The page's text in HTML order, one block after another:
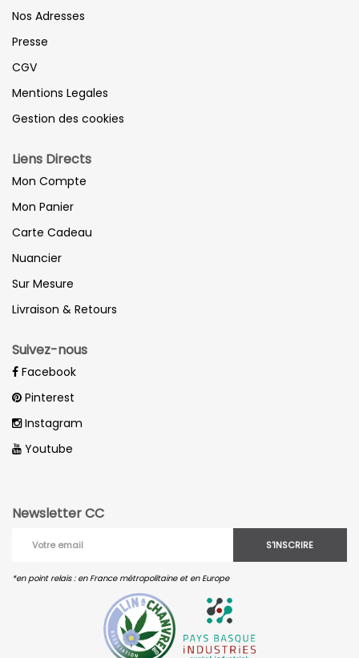
Nos Adresses
Presse
CGV
Mentions Legales
Gestion des cookies
Liens Directs
Mon Compte
Mon Panier
Carte Cadeau
Nuancier
Sur Mesure
Livraison & Retours
Suivez-nous
Facebook
Pinterest
Instagram
Youtube
Newsletter CC
S'INSCRIRE
*en point relais : en France métropolitaine et en Europe